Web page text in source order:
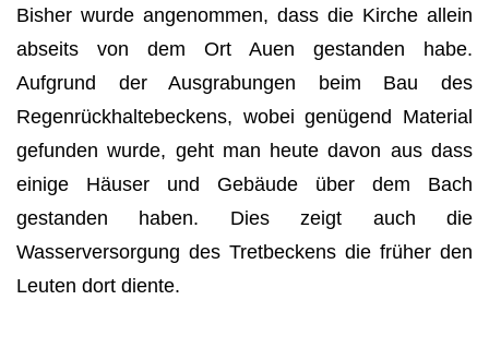
Bisher wurde angenommen, dass die Kirche allein
abseits von dem Ort Auen gestanden habe.
Aufgrund der Ausgrabungen beim Bau des
Regenrückhaltebeckens, wobei genügend Material
gefunden wurde, geht man heute davon aus dass
einige Häuser und Gebäude über dem Bach
gestanden haben. Dies zeigt auch die
Wasserversorgung des Tretbeckens die früher den
Leuten dort diente.